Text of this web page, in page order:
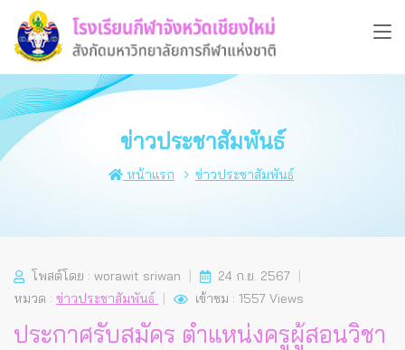
ข่าวประชาสัมพันธ์
หน้าแรก ข่าวประชาสัมพันธ์
โพสต์โดย : worawit sriwan
24 ก.ย. 2567
หมวด : ข่าวประชาสัมพันธ์ เข้าชม : 1557 Views
ประกาศรับสมัคร ตำแหน่งครูผู้สอนวิชา